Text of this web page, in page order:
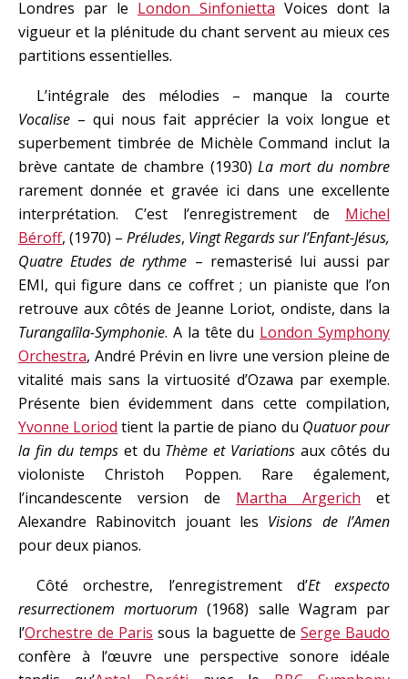
Londres par le London Sinfonietta Voices dont la
vigueur et la plénitude du chant servent au mieux ces
partitions essentielles.
L’intégrale des mélodies – manque la courte
Vocalise – qui nous fait apprécier la voix longue et
superbement timbrée de Michèle Command inclut la
brève cantate de chambre (1930)La mort du nombre
rarement donnée et gravée ici dans une excellente
interprétation. C’est l’enregistrement de Michel
Béroff, (1970) – Préludes, Vingt Regards surl’Enfant-Jésus,
Quatre Etudes de rythme – remasterisé lui aussi par
EMI, qui figure dans ce coffret ; un pianiste que l’on
retrouve aux côtés de Jeanne Loriot, ondiste, dans la
Turangalîla-Symphonie. A la tête du London Symphony
Orchestra, André Prévin en livre une version pleine de
vitalité mais sans la virtuosité d’Ozawa par exemple.
Présente bien évidemment dans cette compilation,
Yvonne Loriod tient la partie de piano du Quatuor pour
la fin du tempset du Thème et Variations aux côtés du
violoniste Christoh Poppen. Rare également,
l’incandescente version de Martha Argerich et
Alexandre Rabinovitch jouant les Visions de l’Amen
pour deux pianos.
Côté orchestre, l’enregistrement d’Et exspecto
resurrectionem mortuorum (1968) salle Wagram par
l’Orchestre de Paris sous la baguette de Serge Baudo
confère à l’œuvre une perspective sonore idéale